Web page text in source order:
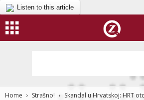
Listen to this article
Home Strašno!
Skandal u Hrvatskoj: HRT